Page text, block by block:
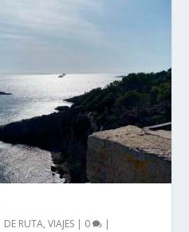
DE RUTA,VIAJES | 0 |